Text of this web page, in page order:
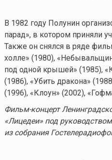
В 1982 году Полунин
парад», в котором приняли
Также он снялся в ряде
холле» (1980),
под одной крышей» (1985),
(1986), «Убить дракона»
(1996), «Клоун» (2002),
Фильм-концерт
«Лицедеи» под
из собрания